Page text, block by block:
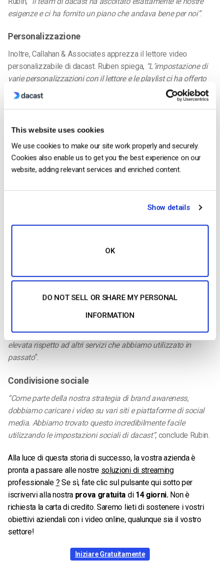
This website uses cookies
We use cookies to make our site work properly and securely.
Cookies also enable us to get you the best experience on our
website, adding relevant services and enriched content.
Show details
OK
DO NOT SELL OR SHARE MY PERSONAL
INFORMATION
esigenze e ci ha fornito un piano che andava bene per noi”.
Personalizzazione
Inoltre, Callahan & Associates apprezza il lettore video
personalizzabile di dacast. Ruben spiega, “L’impostazione di
varie personalizzazioni con il lettore e le playlist ci ha offerto
una buona flessibilità. Inoltre, l’integrazione del lettore nel
Consegna mobile
Inoltre, dacast aiuta C&A a rispondere alle mutevoli esigenze
di una nuova generazione di professionisti delle Credit Union.
Secondo Rubin,“i dirigenti delle cooperative di credito sono
mobili che rendono i video molto più accessibili che in
Ci impegniamo a fornire ai nostri lettori video
Rubin continua,“dacast offre un’interfaccia utente
estremamente comprensibile. Questo ha reso la nostra
familiarizzazione con la nuova piattaforma è avvenuta senza
problemi.Anche la velocità di upload e di codifica è molto
elevata rispetto ad altri servizi che abbiamo utilizzato in
passato“.
Condivisione sociale
“Come parte della nostra strategia di brand awareness,
dobbiamo caricare i video su vari siti e piattaforme di social
media. Abbiamo trovato questo incredibilmente facile
utilizzando le impostazioni sociali di dacast”, conclude Rubin.
Alla luce di questa storia di successo, la vostra azienda è
pronta a passare alle nostre soluzioni di streaming
professionale ? Se sì, fate clic sul pulsante qui sotto per
iscrivervi alla nostra prova gratuita di 14 giorni. Non è
richiesta la carta di credito. Saremo lieti di sostenere i vostri
obiettivi aziendali con i video online, qualunque sia il vostro
settore!
Iniziare Gratuitamente